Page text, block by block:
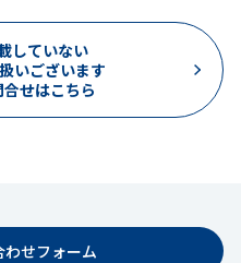
していない
いございます
せはこちら
わせフォーム